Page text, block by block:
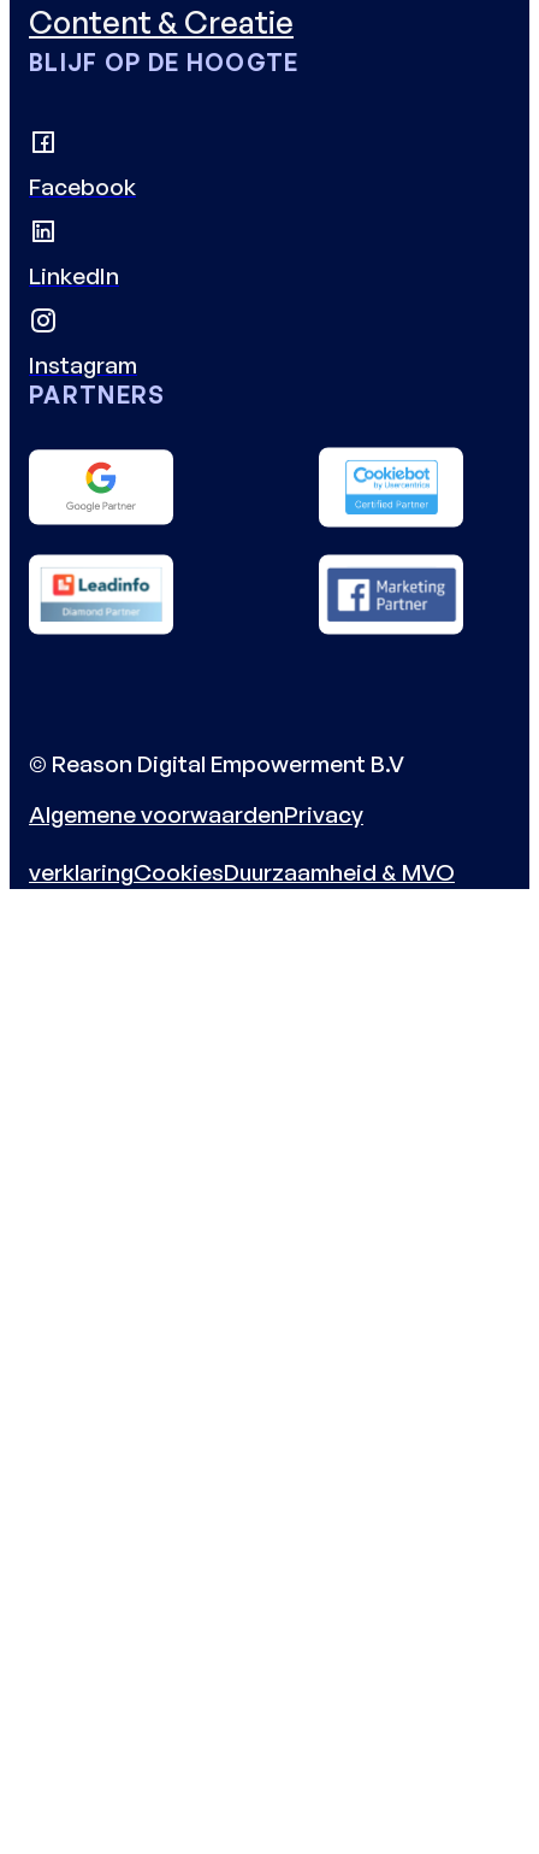
Content & Creatie
BLIJF OP DE HOOGTE
Facebook
LinkedIn
Instagram
PARTNERS
© Reason Digital Empowerment B.V
Algemene voorwaardenPrivacy
verklaringCookiesDuurzaamheid & MVO